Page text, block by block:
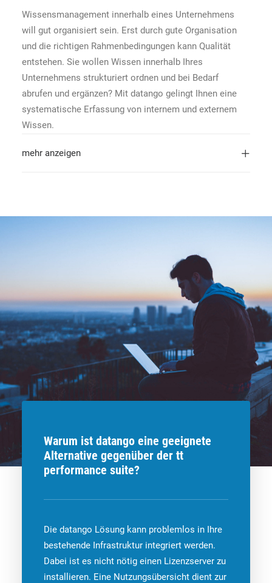
Wissensmanagement innerhalb eines Unternehmens
will gut organisiert sein. Erst durch gute Organisation
und die richtigen Rahmenbedingungen kann Qualität
entstehen. Sie wollen Wissen innerhalb Ihres
Unternehmens strukturiert ordnen und bei Bedarf
abrufen und ergänzen? Mit datango gelingt Ihnen eine
systematische Erfassung von internem und externem
Wissen.
mehr anzeigen
Warum ist datango eine geeignete
Alternative gegenüber der tt
performance suite?
Die datango Lösung kann problemlos in Ihre
bestehende Infrastruktur integriert werden.
Dabei ist es nicht nötig einen Lizenzserver zu
installieren. Eine Nutzungsübersicht dient zur